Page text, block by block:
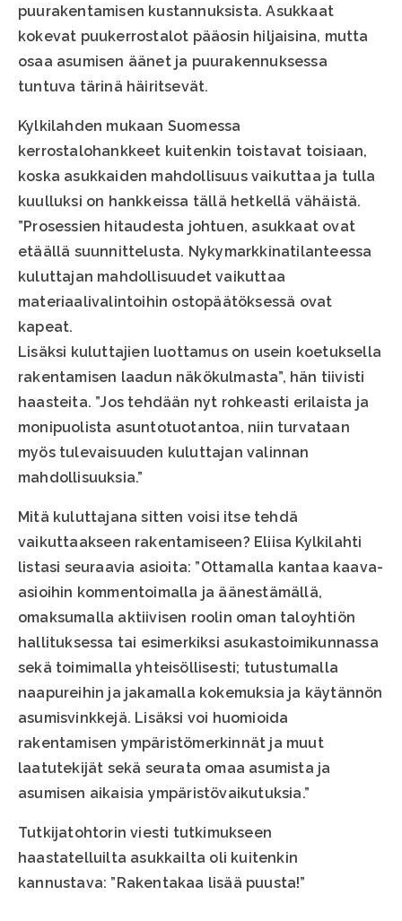
puurakentamisen kustannuksista. Asukkaat
kokevat puukerrostalot pääosin hiljaisina, mutta
osaa asumisen äänet ja puurakennuksessa
tuntuva tärinä häiritsevät.
Kylkilahden mukaan Suomessa
kerrostalohankkeet kuitenkin toistavat toisiaan,
koska asukkaiden mahdollisuus vaikuttaa ja tulla
kuulluksi on hankkeissa tällä hetkellä vähäistä.
”Prosessien hitaudesta johtuen, asukkaat ovat
etäällä suunnittelusta. Nykymarkkinatilanteessa
kuluttajan mahdollisuudet vaikuttaa
materiaalivalintoihin ostopäätöksessä ovat
kapeat.
Lisäksi kuluttajien luottamus on usein koetuksella
rakentamisen laadun näkökulmasta”, hän tiivisti
haasteita. ”Jos tehdään nyt rohkeasti erilaista ja
monipuolista asuntotuotantoa, niin turvataan
myös tulevaisuuden kuluttajan valinnan
mahdollisuuksia.”
Mitä kuluttajana sitten voisi itse tehdä
vaikuttaakseen rakentamiseen? Eliisa Kylkilahti
listasi seuraavia asioita: ”Ottamalla kantaa kaava-
asioihin kommentoimalla ja äänestämällä,
omaksumalla aktiivisen roolin oman taloyhtiön
hallituksessa tai esimerkiksi asukastoimikunnassa
sekä toimimalla yhteisöllisesti; tutustumalla
naapureihin ja jakamalla kokemuksia ja käytännön
asumisvinkkejä. Lisäksi voi huomioida
rakentamisen ympäristömerkinnät ja muut
laatutekijät sekä seurata omaa asumista ja
asumisen aikaisia ympäristövaikutuksia.”
Tutkijatohtorin viesti tutkimukseen
haastatelluilta asukkailta oli kuitenkin
kannustava: ”Rakentakaa lisää puusta!”